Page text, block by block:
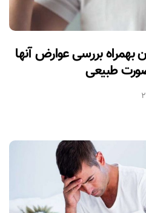
بهمراه بررسی عوارض آنها
طبیعی